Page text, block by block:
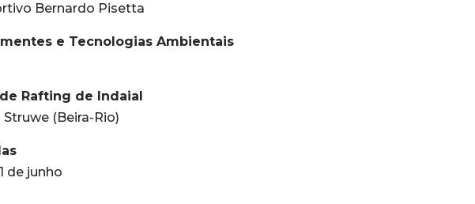
Bernardo Pisetta
e Tecnologias Ambientais
Rafting de Indaial
(Beira-Rio)
de junho